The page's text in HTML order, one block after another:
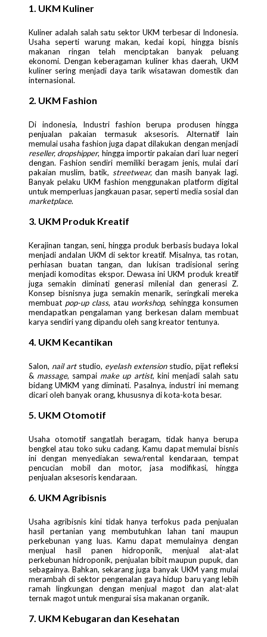
1. UKM Kuliner
Kuliner adalah salah satu sektor UKM terbesar di Indonesia.
Usaha seperti warung makan, kedai kopi, hingga bisnis
makanan ringan telah menciptakan banyak peluang
ekonomi. Dengan keberagaman kuliner khas daerah, UKM
kuliner sering menjadi daya tarik wisatawan domestik dan
internasional.
2. UKM Fashion
Di indonesia, Industri fashion berupa produsen hingga
penjualan pakaian termasuk aksesoris. Alternatif lain
memulai usaha fashion juga dapat dilakukan dengan menjadi
reseller, dropshipper, hingga importir pakaian dari luar negeri
dengan. Fashion sendiri memiliki beragam jenis, mulai dari
pakaian muslim, batik, streetwear,dan masih banyak lagi.
Banyak pelaku UKM fashion menggunakan platform digital
untuk memperluas jangkauan pasar, seperti media sosial dan
marketplace.
3. UKM Produk Kreatif
Kerajinan tangan, seni, hingga produk berbasis budaya lokal
menjadi andalan UKM di sektor kreatif. Misalnya, tas rotan,
perhiasan buatan tangan, dan lukisan tradisional sering
menjadi komoditas ekspor. Dewasa ini UKM produk kreatif
juga semakin diminati generasi milenial dan generasi Z.
Konsep bisnisnya juga semakin menarik, seringkali mereka
membuat pop-up class, atau workshop, sehingga konsumen
mendapatkan pengalaman yang berkesan dalam membuat
karya sendiri yang dipandu oleh sang kreator tentunya.
4. UKM Kecantikan
Salon, nail artstudio, eyelash extensionstudio, pijat refleksi
& massage, sampai make up artist, kini menjadi salah satu
bidang UMKM yang diminati. Pasalnya, industri ini memang
dicari oleh banyak orang, khususnya di kota-kota besar.
5. UKM Otomotif
Usaha otomotif sangatlah beragam, tidak hanya berupa
bengkel atau toko suku cadang. Kamu dapat memulai bisnis
ini dengan menyediakan sewa/rental kendaraan, tempat
pencucian mobil dan motor, jasa modifikasi, hingga
penjualan aksesoris kendaraan.
6. UKM Agribisnis
Usaha agribisnis kini tidak hanya terfokus pada penjualan
hasil pertanian yang membutuhkan lahan tani maupun
perkebunan yang luas. Kamu dapat memulainya dengan
menjual hasil panen hidroponik, menjual alat-alat
perkebunan hidroponik, penjualan bibit maupun pupuk, dan
sebagainya. Bahkan, sekarang juga banyak UKM yang mulai
merambah di sektor pengenalan gaya hidup baru yang lebih
ramah lingkungan dengan menjual magot dan alat-alat
ternak magot untuk mengurai sisa makanan organik.
7. UKM Kebugaran dan Kesehatan